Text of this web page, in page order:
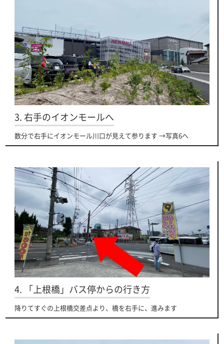
3. 右手のイオンモールへ
数分で右手にイオンモール川口が見えて参ります →写真6へ
4. 「上根橋」バス停からの行き方
降りてすぐの上根橋交差点より、橋を右手に、進みます